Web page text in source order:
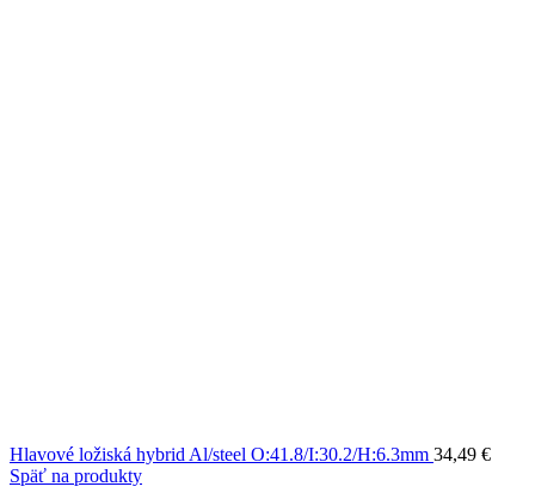
Hlavové ložiská hybrid Al/steel O:41.8/I:30.2/H:6.3mm 34,49 €
Späť na produkty